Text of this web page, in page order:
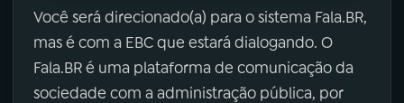
Você será direcionado(a) para o sistema Fala.BR,
mas é com a EBC que estará dialogando. O
Fala.BR é uma plataforma de comunicação da
sociedade com a administração pública, por